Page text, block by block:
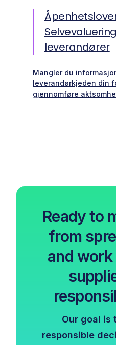
leverandører
Mangler du
leverandørkjeden din
gjennomføre
Ready to
from
and
Our goal is
responsible